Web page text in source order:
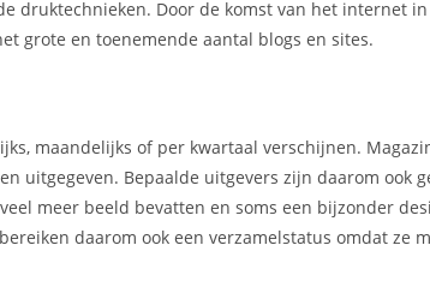
druktechnieken. Door de komst van het internet
grote en toenemende aantal blogs en sites.
maandelijks of per kwartaal verschijnen.
uitgegeven. Bepaalde uitgevers zijn daarom ook
meer beeld bevatten en soms een bijzonder
daarom ook een verzamelstatus omdat ze